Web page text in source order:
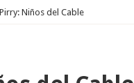
Niños del Cable